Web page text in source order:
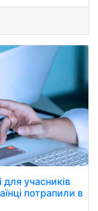
для учасників
потрапили в